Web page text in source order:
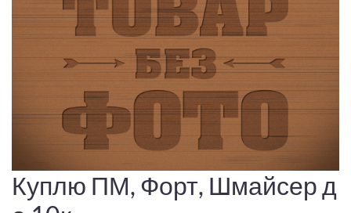
Куплю ПМ, Форт, Шмайсер д